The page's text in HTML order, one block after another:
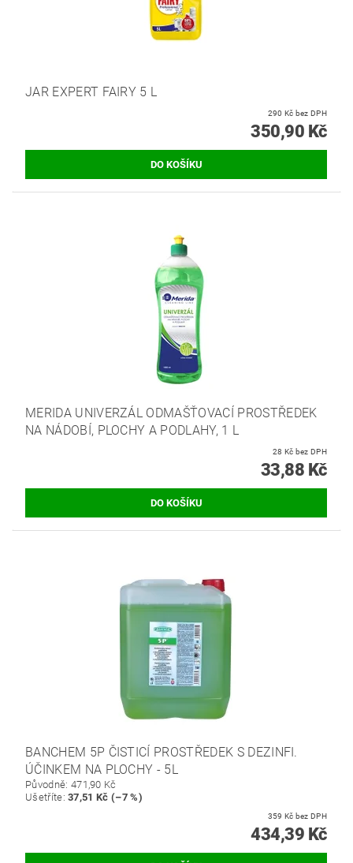
JAR EXPERT FAIRY 5 L
290 Kč bez DPH
350,90 Kč
MERIDA UNIVERZÁL ODMAŠŤOVACÍ PROSTŘEDEK
NA NÁDOBÍ, PLOCHY A PODLAHY, 1 L
28 Kč bez DPH
33,88 Kč
BANCHEM 5P ČISTICÍ PROSTŘEDEK S DEZINFI.
ÚČINKEM NA PLOCHY - 5L
Původně: 471,90 Kč
Ušetříte:37,51 Kč (–7 %)
359 Kč bez DPH
434,39 Kč